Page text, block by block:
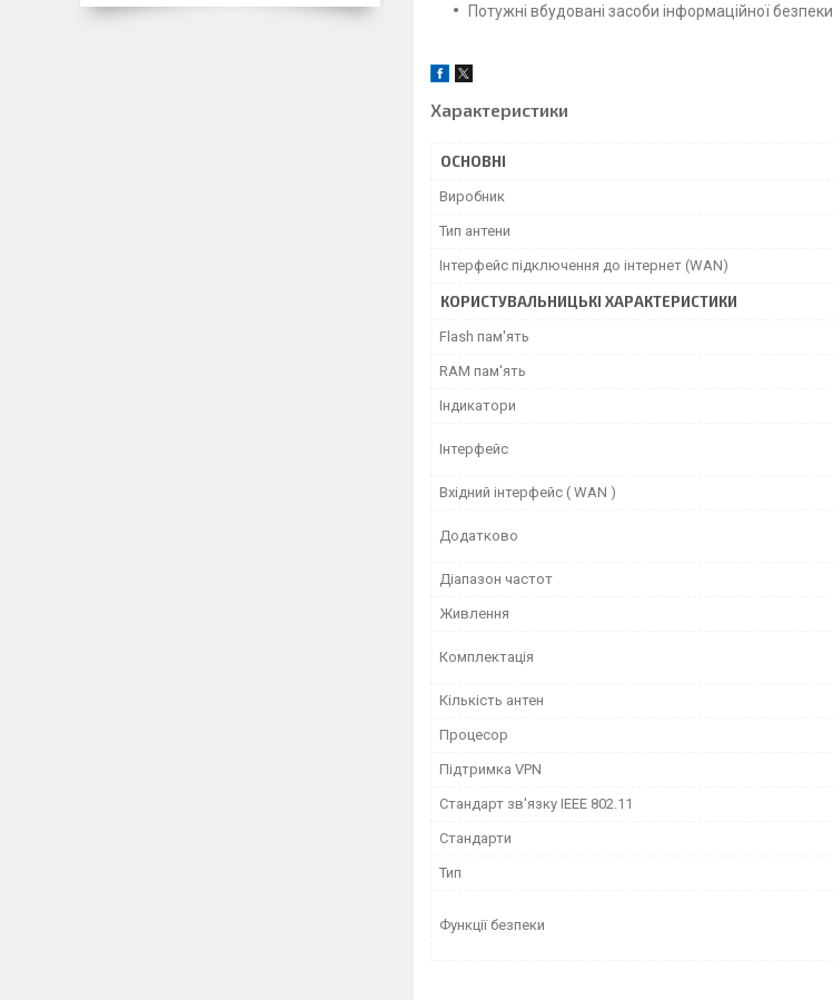
Потужні вбудовані засоби інформаційної безпеки.
Характеристики
ОСНОВНІ
Виробник
Тип антени
Інтерфейс підключення до інтернет (WAN)
КОРИСТУВАЛЬНИЦЬКІ ХАРАКТЕРИСТИКИ
Flash пам'ять
RAM пам'ять
Індикатори
Інтерфейс
Вхідний інтерфейс ( WAN )
Додатково
Діапазон частот
Живлення
Комплектація
Кількість антен
Процесор
Підтримка VPN
Стандарт зв'язку IEEE 802.11
Стандарти
Тип
Функції безпеки